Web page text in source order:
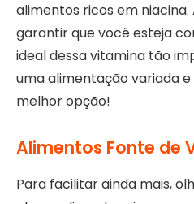
alimentos ricos em
garantir que você esteja
ideal dessa vitamina tão
uma alimentação variada
melhor opção!
Alimentos Fonte de
Para facilitar ainda mais,